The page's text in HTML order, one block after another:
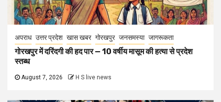
अपराध उत्तर प्रदेश खास खबर गोरखपुर जनसमस्या जागरूकता
गोरखपुर में दरिंदगी की हद पार — 10 वर्षीय मासूम की हत्या से प्रदेश
स्तब्ध
August 7, 2026 H S live news